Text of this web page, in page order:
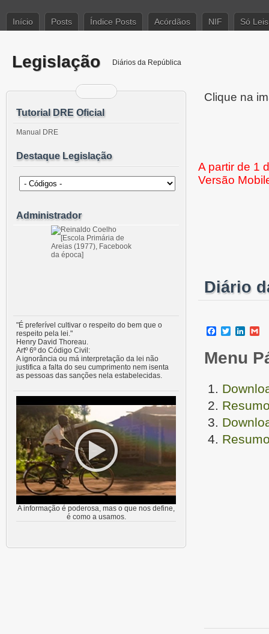
Início Posts Índice Posts Acórdãos NIF Só Leis
Legislação Diários da República
Clique na
A partir de 1
Versão
Diário
Facebook
Twitter
Menu
Tutorial DRE Oficial
Manual DRE
Destaque Legislação
Administrador
"É preferível cultivar o respeito do bem que o
respeito pela lei."
Henry David Thoreau.
Artº 6º do Código Civil:
A ignorância ou má interpretação da lei não
justifica a falta do seu cumprimento nem isenta
as pessoas das sanções nela estabelecidas.
A informação é poderosa, mas o que nos define,
é como a usamos.